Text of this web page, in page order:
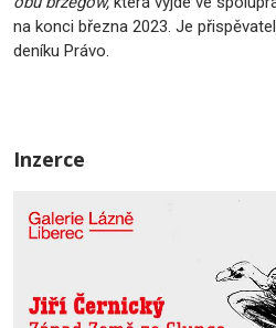
na konci března 2023. Je
deníku Právo.
Inzerce